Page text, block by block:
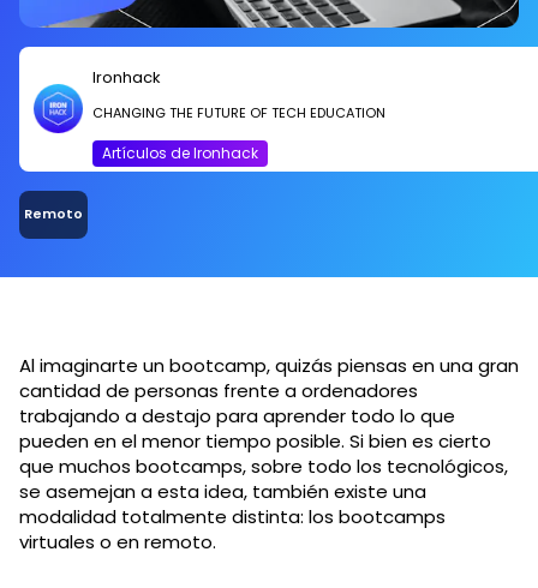
Ironhack
CHANGING THE FUTURE OF TECH EDUCATION
Artículos de Ironhack
Remoto
Al imaginarte un bootcamp, quizás piensas en una gran
cantidad de personas frente a ordenadores
trabajando a destajo para aprender todo lo que
pueden en el menor tiempo posible. Si bien es cierto
que muchos bootcamps, sobre todo los tecnológicos,
se asemejan a esta idea, también existe una
modalidad totalmente distinta: los bootcamps
virtuales o en remoto.